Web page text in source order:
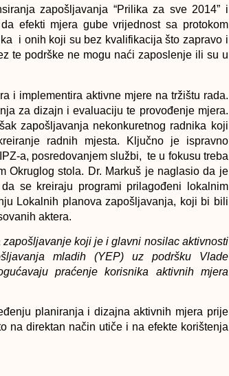
zapošljavanja “Prilika za sve 2014” i
efekti mjera gube vrijednost sa protokom
i onih koji su bez kvalifikacija što zapravo i
te podrške ne mogu naći zaposlenje ili su u
i implementira aktivne mjere na tržištu rada.
za dizajn i evaluaciju te provođenje mjera.
zapošljavanja nekonkuretnog radnika koji
radnih mjesta. Ključno je ispravno
a, posredovanjem službi, te u fokusu treba
Okruglog stola. Dr. Markuš je naglasio da je
se kreiraju programi prilagođeni lokalnim
Lokalnih planova zapošljavanja, koji bi bili
aktera.
koji je i glavni nosilac aktivnosti
mladih (YEP) uz podršku Vlade
praćenje korisnika aktivnih mjera
planiranja i dizajna aktivnih mjera prije
na direktan način utiče i na efekte korištenja